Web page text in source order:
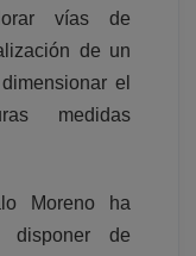
vías de
de un
el
medidas
Moreno ha
disponer de